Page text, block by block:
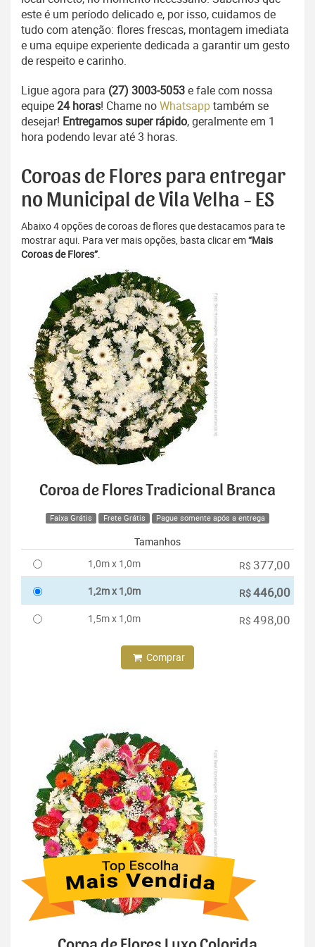
este é um período delicado e, por isso, cuidamos de
tudo com atenção: flores frescas, montagem imediata
e uma equipe experiente dedicada a garantir um gesto
de respeito e carinho.
Ligue agora para (27) 3003-5053e fale com nossa
equipe24 horas! Chame noWhatsapptambém se
desejar! Entregamos super rápido, geralmente em 1
hora podendo levar até 3 horas.
Coroas de Flores para entregar
no Municipal de Vila Velha - ES
Abaixo 4 opções de coroas de flores que destacamos para te
mostrar aqui. Para ver mais opções, basta clicar em“Mais
Coroas de Flores”.
Coroa de Flores Tradicional Branca
Faixa Grátis Frete Grátis Pague somente após a entrega
Tamanhos
1,0m x 1,0m
R$ 377,00
1,2m x 1,0m R$446,00
1,5m x 1,0m R$ 498,00
Comprar